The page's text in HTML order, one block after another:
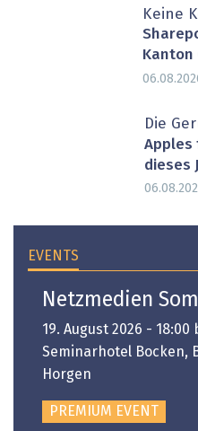
Keine
Kanton
Die
Apples
dieses
EVENTS
Netzmedien
19. August 2026 - 18:00
Seminarhotel Bocken,
Horgen
PREMIUM EVENT